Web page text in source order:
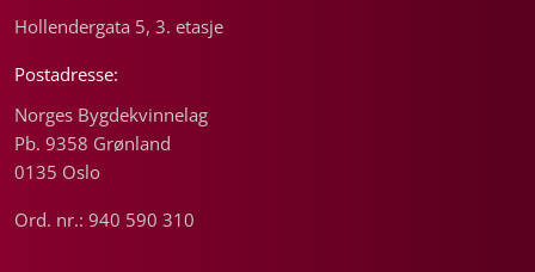
Hollendergata 5, 3. etasje
Postadresse:
Norges Bygdekvinnelag
Pb. 9358 Grønland
0135 Oslo
Ord. nr.: 940 590 310